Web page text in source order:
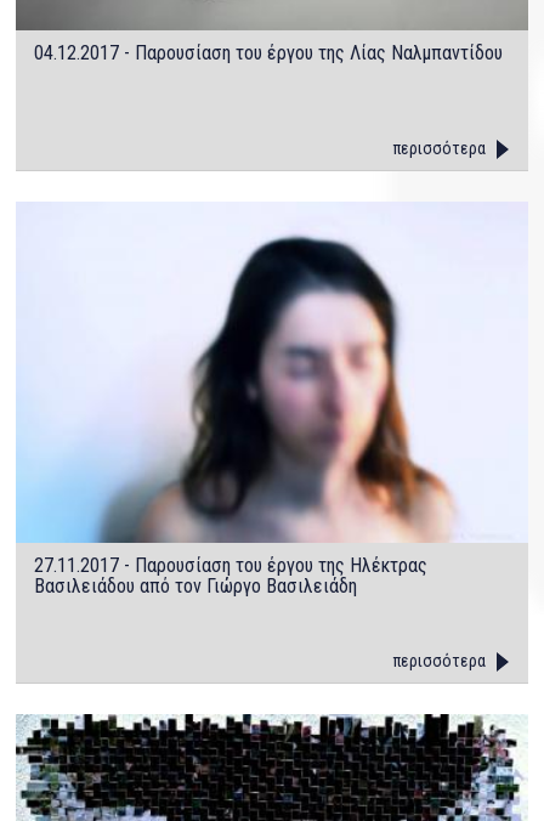
04.12.2017 - Παρουσίαση του έργου της Λίας Ναλμπαντίδου
περισσότερα
27.11.2017 - Παρουσίαση του έργου της Ηλέκτρας
Βασιλειάδου από τον Γιώργο Βασιλειάδη
περισσότερα